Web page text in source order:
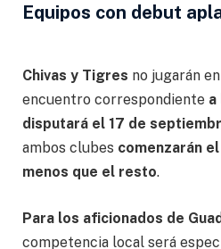
Equipos con debut
Chivas y Tigres no jugarán
encuentro correspondiente a
disputará el 17 de
ambos clubes comenzarán
menos que el resto.
Para los aficionados de
competencia local será